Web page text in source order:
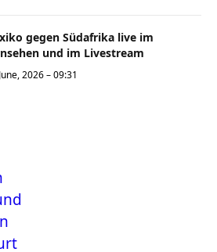
gegen Südafrika live im
und im Livestream
2026 – 09:31